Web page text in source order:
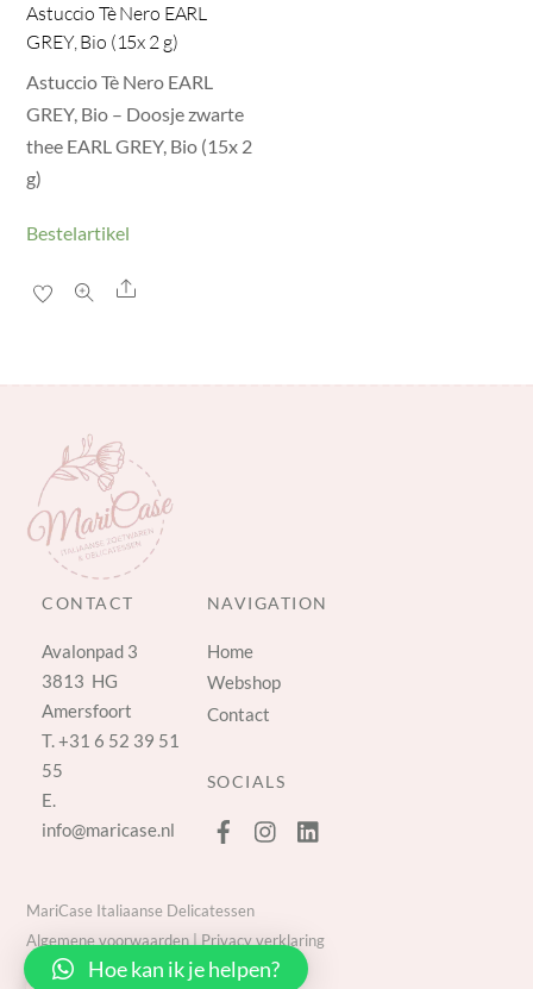
Astuccio Tè Nero EARL
GREY, Bio (15x 2 g)
Astuccio Tè Nero EARL
GREY, Bio – Doosje zwarte
thee EARL GREY, Bio (15x 2
g)
Bestelartikel
Share
CONTACT
Avalonpad 3
3813 HG
Amersfoort
T.+31 6 52 39 51
55
E.
info@maricase.nl
NAVIGATION
Home
Webshop
Contact
SOCIALS
MariCase Italiaanse Delicatessen
Algemene voorwaarden
Privacy verklaring
Hoe kan ik je helpen?